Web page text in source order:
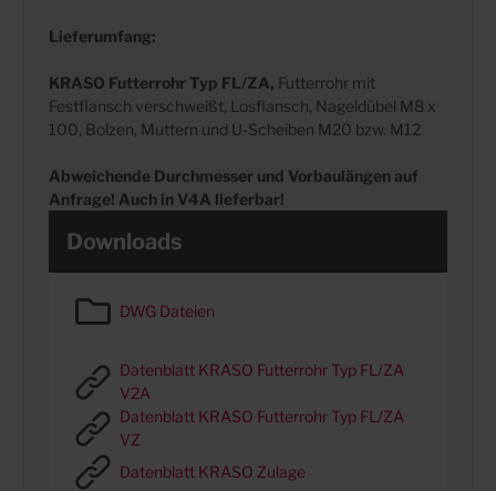
Lieferumfang:
KRASO Futterrohr Typ FL/ZA, Futterrohr mit
Festflansch verschweißt, Losflansch, Nageldübel M8 x
100, Bolzen, Muttern und U-Scheiben M20 bzw. M12
Abweichende Durchmesser und Vorbaulängen auf
Anfrage! Auch in V4A lieferbar!
Downloads
DWG Dateien
Datenblatt KRASO Futterrohr Typ FL/ZA
V2A
Datenblatt KRASO Futterrohr Typ FL/ZA
VZ
Datenblatt KRASO Zulage